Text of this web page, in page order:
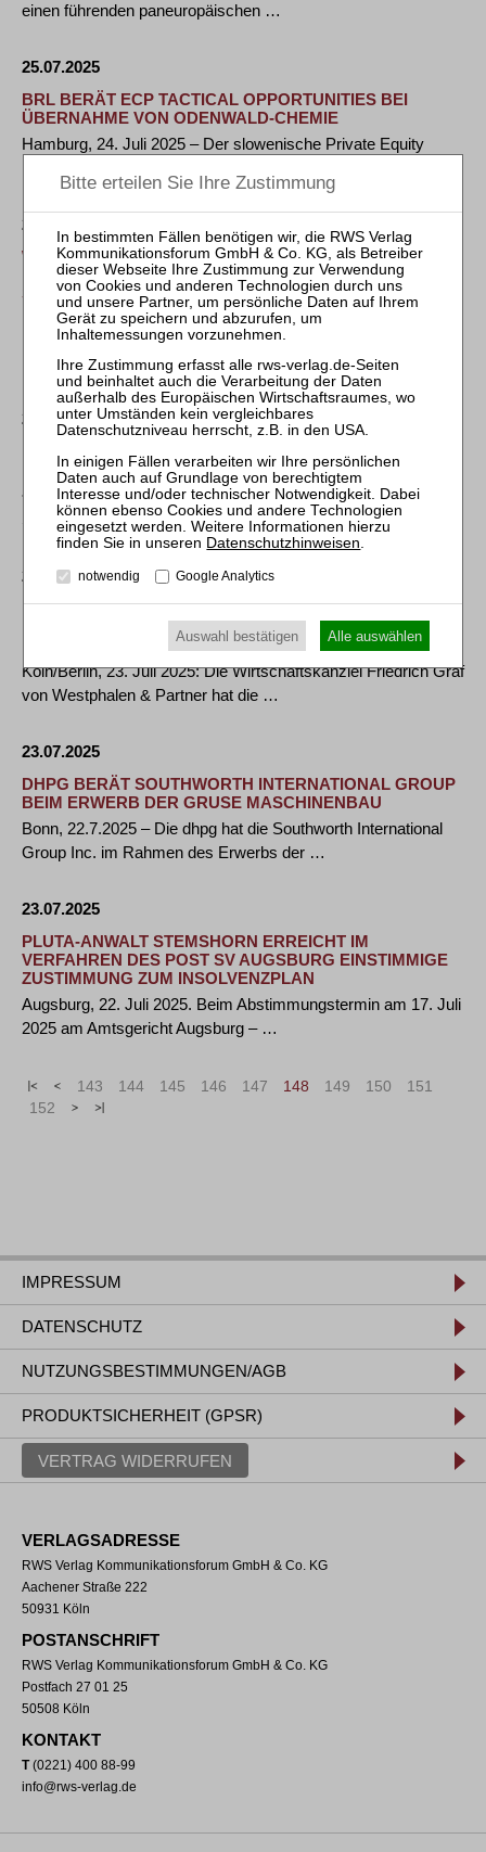
einen führenden paneuropäischen …
25.07.2025
BRL BERÄT ECP TACTICAL OPPORTUNITIES BEI
ÜBERNAHME VON ODENWALD-CHEMIE
Hamburg, 24. Juli 2025 – Der slowenische Private Equity
25.07.2025
WHITE & CASE PARTNER DR. SVEN-HOLGER UNDRITZ
BEGLEITET M&A-PROZESS BEI HERMES
SCHLEIFMITTEL IM VORLÄUFIGEN
INSOLVENZVERFAHREN
Hamburg, 24. Juli 2025 – White & Case Partner Dr. Sven-
Holger Undritz begleitet den M&A Prozess …
25.07.2025
HANDELSGRUPPE PEPCO WIRD NEU AUFGESTELLT
• Pepco Germany GmbH plant Restrukturierung im
Schutzschirmverfahren, um Kundenbedürfnisse besser …
24.07.2025
FGVW BERÄT HERITAGE B BEIM VERKAUF IHRER
MEHRHEITSBETEILIGUNG AM
EDELSTAHLGERÄTEHERSTELLER KEK
Köln/Berlin, 23. Juli 2025: Die Wirtschaftskanzlei Friedrich Graf
von Westphalen & Partner hat die …
23.07.2025
DHPG BERÄT SOUTHWORTH INTERNATIONAL GROUP
BEIM ERWERB DER GRUSE MASCHINENBAU
Bonn, 22.7.2025 – Die dhpg hat die Southworth International
Group Inc. im Rahmen des Erwerbs der …
23.07.2025
PLUTA-ANWALT STEMSHORN ERREICHT IM
VERFAHREN DES POST SV AUGSBURG EINSTIMMIGE
ZUSTIMMUNG ZUM INSOLVENZPLAN
Augsburg, 22. Juli 2025. Beim Abstimmungstermin am 17. Juli
2025 am Amtsgericht Augsburg – …
« < 143 144 145 146 147 148 149 150
151
152
> »
IMPRESSUM
DATENSCHUTZ
NUTZUNGSBESTIMMUNGEN/AGB
PRODUKTSICHERHEIT (GPSR)
VERTRAG WIDERRUFEN
VERLAGSADRESSE
RWS Verlag Kommunikationsforum GmbH & Co. KG
Aachener Straße 222
50931 Köln
POSTANSCHRIFT
RWS Verlag Kommunikationsforum GmbH & Co. KG
Postfach 27 01 25
50508 Köln
KONTAKT
T(0221) 400 88-99
info@rws-verlag.de
Datenschutzhinweisen
notwendig Google Analytics
Auswahl bestätigen Alle auswählen